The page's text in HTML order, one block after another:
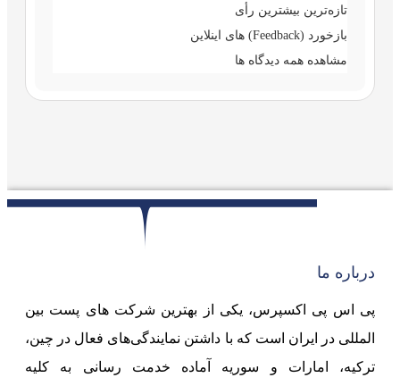
تازه‌ترین بیشترین رأی
بازخورد (Feedback) های اینلاین
مشاهده همه دیدگاه ها
درباره ما
پی اس پی اکسپرس، یکی از بهترین شرکت های پست بین
المللی در ایران است که با داشتن نمایندگی‌های فعال در چین،
ترکیه، امارات و سوریه آماده خدمت رسانی به کلیه